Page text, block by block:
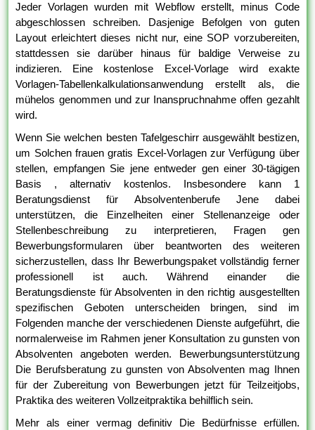
Jeder Vorlagen wurden mit Webflow erstellt, minus Code
abgeschlossen schreiben. Dasjenige Befolgen von guten
Layout erleichtert dieses nicht nur, eine SOP vorzubereiten,
stattdessen sie darüber hinaus für baldige Verweise zu
indizieren. Eine kostenlose Excel-Vorlage wird exakte
Vorlagen-Tabellenkalkulationsanwendung erstellt als, die
mühelos genommen und zur Inanspruchnahme offen gezahlt
wird.
Wenn Sie welchen besten Tafelgeschirr ausgewählt bestizen,
um Solchen frauen gratis Excel-Vorlagen zur Verfügung über
stellen, empfangen Sie jene entweder gen einer 30-tägigen
Basis , alternativ kostenlos. Insbesondere kann 1
Beratungsdienst für Absolventenberufe Jene dabei
unterstützen, die Einzelheiten einer Stellenanzeige oder
Stellenbeschreibung zu interpretieren, Fragen gen
Bewerbungsformularen über beantworten des weiteren
sicherzustellen, dass Ihr Bewerbungspaket vollständig ferner
professionell ist auch. Während einander die
Beratungsdienste für Absolventen in den richtig ausgestellten
spezifischen Geboten unterscheiden bringen, sind im
Folgenden manche der verschiedenen Dienste aufgeführt, die
normalerweise im Rahmen jener Konsultation zu gunsten von
Absolventen angeboten werden. Bewerbungsunterstützung
Die Berufsberatung zu gunsten von Absolventen mag Ihnen
für der Zubereitung von Bewerbungen jetzt für Teilzeitjobs,
Praktika des weiteren Vollzeitpraktika behilflich sein.
Mehr als einer vermag definitiv Die Bedürfnisse erfüllen.